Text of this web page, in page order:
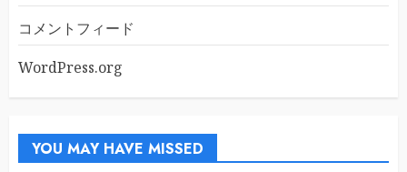
コメントフィード
WordPress.org
YOU MAY HAVE MISSED